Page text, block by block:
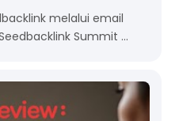
melalui email
Summit …